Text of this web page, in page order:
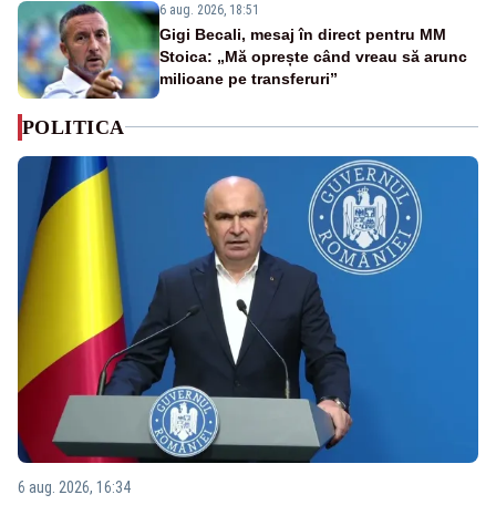
6 aug. 2026, 18:51
Gigi Becali, mesaj în direct pentru MM
Stoica: „Mă oprește când vreau să arunc
milioane pe transferuri”
POLITICA
6 aug. 2026, 16:34